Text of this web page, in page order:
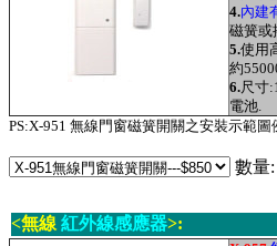
4.內建
磁簧或
5.使用
約
6.尺寸
電池.
PS:X-951 無線 門窗磁簧開關之安裝示範圖
數量:
<無線 紅外線感應器>: